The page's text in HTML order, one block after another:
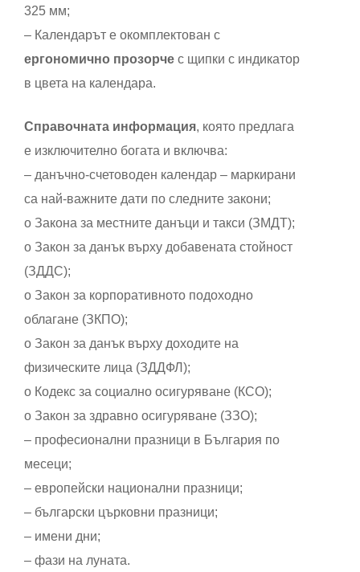
325 мм;
– Календарът е окомплектован с
ергономично прозорче с щипки с индикатор
в цвета на календара.
Справочната информация, която предлага
е изключително богата и включва:
– данъчно-счетоводен календар – маркирани
са най-важните дати по следните закони;
o Закона за местните данъци и такси (ЗМДТ);
o Закон за данък върху добавената стойност
(ЗДДС);
o Закон за корпоративното подоходно
облагане (ЗКПО);
o Закон за данък върху доходите на
физическите лица (ЗДДФЛ);
o Кодекс за социално осигуряване (КСО);
o Закон за здравно осигуряване (ЗЗО);
– професионални празници в България по
месеци;
– европейски национални празници;
– български църковни празници;
– имени дни;
– фази на луната.